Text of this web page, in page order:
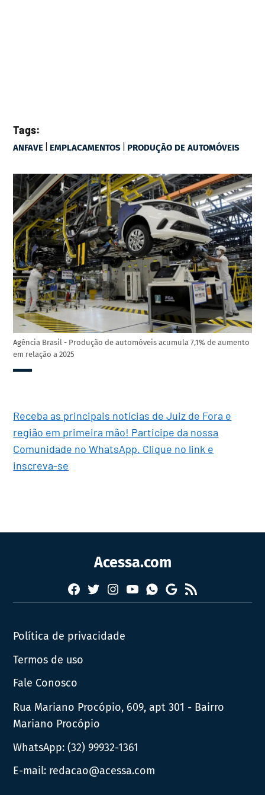
Tags:
ANFAVE | EMPLACAMENTOS | PRODUÇÃO DE AUTOMÓVEIS
Agência Brasil - Produção de automóveis acumula 7,1% de aumento
em relação a 2025
Receba as principais notícias de Juiz de Fora e
região em primeira mão! Participe da nossa
Comunidade no WhatsApp. Clique no link e
inscreva-se
Acessa.com
Facebook
TwitterInstagram
YouTubeWhatsapp
Google
News
RSS
Política de privacidade
Termos de uso
Fale Conosco
Rua Mariano Procópio, 609, apt 301 - Bairro
Mariano Procópio
WhatsApp:(32) 99932-1361
E-mail: redacao@acessa.com